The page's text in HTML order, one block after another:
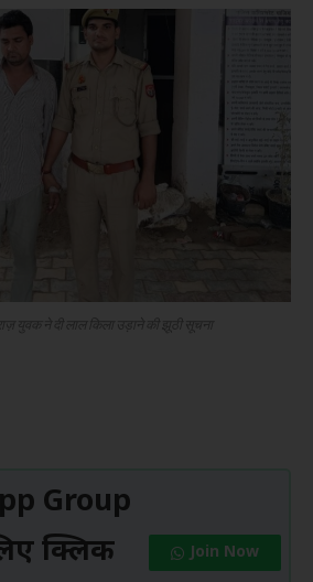
युवक ने दी लाल किला उड़ाने की झूठी सूचना
Group
क्लिक
Join Now